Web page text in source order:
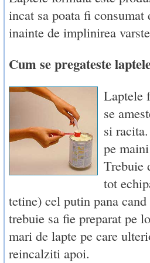
incat sa poata fi
inainte de implinirea
Cum se pregateste
Laptele
se
si
pe
Trebuie
tot
tetine) cel putin pana
trebuie sa fie preparat pe
mari de lapte pe care
reincalziti apoi.